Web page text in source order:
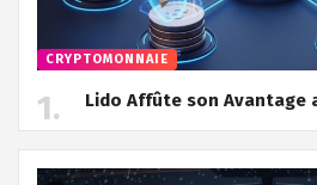
CRYPTOMONNAIE
Lido Affûte son Avantage